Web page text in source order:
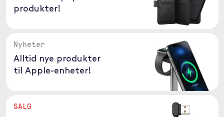
produkter!
Nyheter
Alltid nye produkter
til Apple-enheter!
SALG